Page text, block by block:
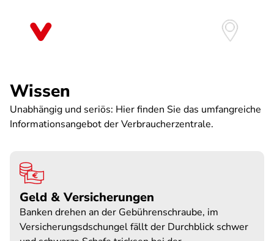
Wissen
Unabhängig und seriös: Hier finden Sie das umfangreiche
Informationsangebot der Verbraucherzentrale.
Geld & Versicherungen
Banken drehen an der Gebührenschraube, im
Versicherungsdschungel fällt der Durchblick schwer